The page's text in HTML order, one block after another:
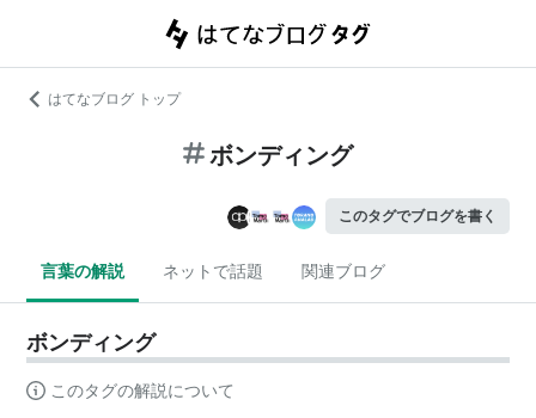
はてなブログ トップ
ボンディング
このタグでブログを書く
言葉の解説 ネットで話題 関連ブログ
ボンディング
このタグの解説について